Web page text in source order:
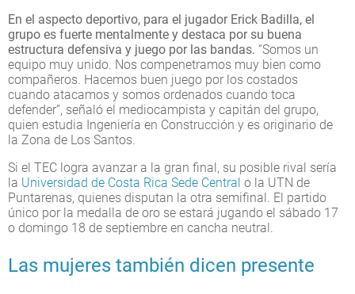
En el aspecto deportivo, para el jugador Erick Badilla, el
grupo es fuerte mentalmente y destaca por su buena
estructura defensiva y juego por las bandas. “Somos un
equipo muy unido. Nos compenetramos muy bien como
compañeros. Hacemos buen juego por los costados
cuando atacamos y somos ordenados cuando toca
defender”, señaló el mediocampista y capitán del grupo,
quien estudia Ingeniería en Construcción y es originario de
la Zona de Los Santos.
Si el TEC logra avanzar a la gran final, su posible rival sería
la Universidad de Costa Rica Sede Central o la UTN de
Puntarenas, quienes disputan la otra semifinal. El partido
único por la medalla de oro se estará jugando el sábado 17
o domingo 18 de septiembre en cancha neutral.
Las mujeres también dicen presente